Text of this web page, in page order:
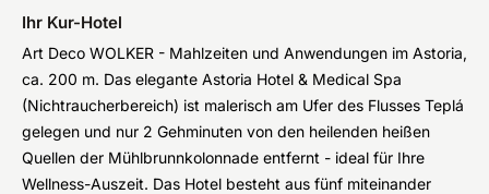
Ihr Kur-Hotel
Art Deco WOLKER - Mahlzeiten und Anwendungen im Astoria,
ca. 200 m. Das elegante Astoria Hotel & Medical Spa
(Nichtraucherbereich) ist malerisch am Ufer des Flusses Teplá
gelegen und nur 2 Gehminuten von den heilenden heißen
Quellen der Mühlbrunnkolonnade entfernt - ideal für Ihre
Wellness-Auszeit. Das Hotel besteht aus fünf miteinander